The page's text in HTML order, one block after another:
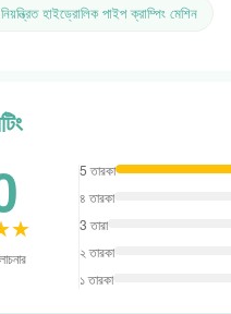
হাইড্রোলিক পাইপ ক্রাম্পিং মেশিন
5 তারকা
৪ তারকা
3 তারা
২ তারকা
১ তারকা